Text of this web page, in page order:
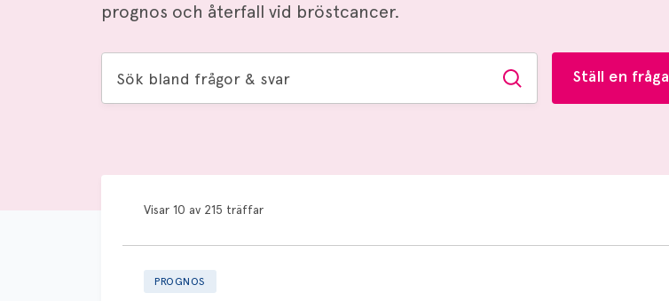
prognos och återfall vid bröstcancer.
Sök
bland
Sök Ställ en fråga
Visar 10 av 215 träffar
PROGNOS